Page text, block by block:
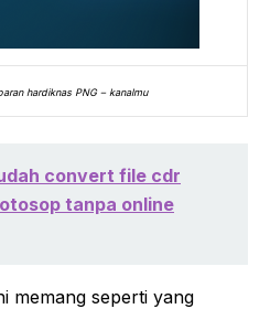
hardiknas PNG – kanalmu
convert file cdr
tanpa online
memang seperti yang